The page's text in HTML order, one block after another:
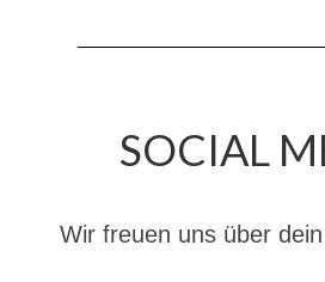
Infos
Katastrophenschutz
SOCIAL
Wir freuen uns über